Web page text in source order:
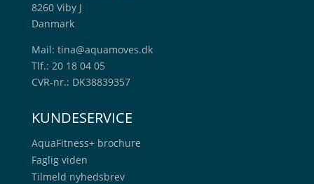
8260 Viby J
Danmark
Mail: tina@aquamoves.dk
Tlf.: 20 18 04 05
CVR-nr.: DK38839357
KUNDESERVICE
AquaFitness+ brochure
Faglig viden
Tilmeld nyhedsbrev